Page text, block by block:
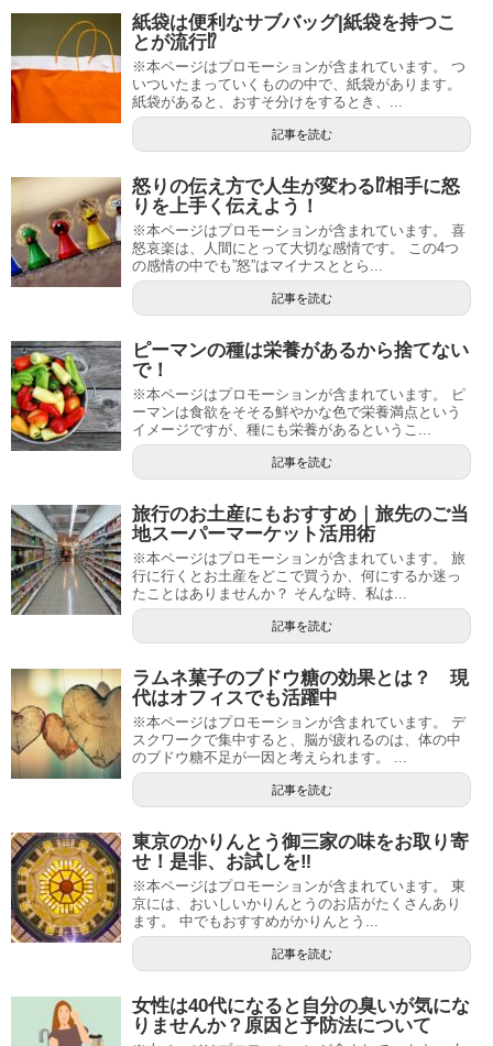
紙袋は便利なサブバッグ|紙袋を持つこ
とが流行⁉
※本ページはプロモーションが含まれています。 つ
いついたまっていくものの中で、紙袋があります。
紙袋があると、おすそ分けをするとき、...
記事を読む
怒りの伝え方で人生が変わる⁉相手に怒
りを上手く伝えよう！
※本ページはプロモーションが含まれています。 喜
怒哀楽は、人間にとって大切な感情です。 この4つ
の感情の中でも”怒”はマイナスととら...
記事を読む
ピーマンの種は栄養があるから捨てない
で！
※本ページはプロモーションが含まれています。 ピ
ーマンは食欲をそそる鮮やかな色で栄養満点という
イメージですが、種にも栄養があるというこ...
記事を読む
旅行のお土産にもおすすめ｜旅先のご当
地スーパーマーケット活用術
※本ページはプロモーションが含まれています。 旅
行に行くとお土産をどこで買うか、何にするか迷っ
たことはありませんか？ そんな時、私は...
記事を読む
ラムネ菓子のブドウ糖の効果とは？ 現
代はオフィスでも活躍中
※本ページはプロモーションが含まれています。 デ
スクワークで集中すると、脳が疲れるのは、体の中
のブドウ糖不足が一因と考えられます。 ...
記事を読む
東京のかりんとう御三家の味をお取り寄
せ！是非、お試しを‼
※本ページはプロモーションが含まれています。 東
京には、おいしいかりんとうのお店がたくさんあり
ます。 中でもおすすめがかりんとう...
記事を読む
女性は40代になると自分の臭いが気にな
りませんか？原因と予防法について